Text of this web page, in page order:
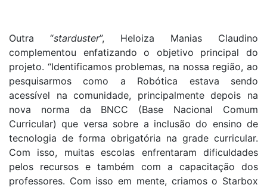
Outra “starduster”, Heloiza Manias Claudino
complementou enfatizando o objetivo principal do
projeto. “Identificamos problemas, na nossa região, ao
pesquisarmos como a Robótica estava sendo
acessível na comunidade, principalmente depois na
nova norma da BNCC (Base Nacional Comum
Curricular) que versa sobre a inclusão do ensino de
tecnologia de forma obrigatória na grade curricular.
Com isso, muitas escolas enfrentaram dificuldades
pelos recursos e também com a capacitação dos
professores. Com isso em mente, criamos o Starbox